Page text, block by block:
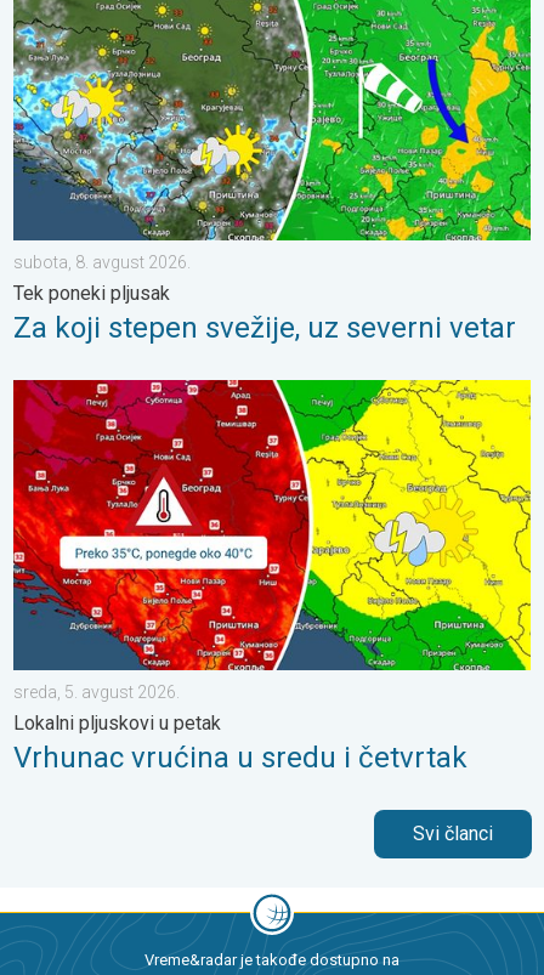
subota, 8. avgust 2026.
Tek poneki pljusak
Za koji stepen svežije, uz severni vetar
Vrhunac vrućina u sredu i četvrtak. Lokalni pljuskovi u petak. .
sreda, 5. avgust 2026.
Lokalni pljuskovi u petak
Vrhunac vrućina u sredu i četvrtak
Svi članci
Vreme&radar je takođe dostupno na